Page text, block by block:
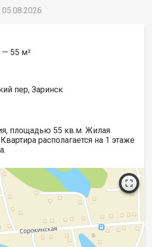
55 м²
пер, Заринск
площадью 55 кв.м. Жилая
располагается на 1 этаже